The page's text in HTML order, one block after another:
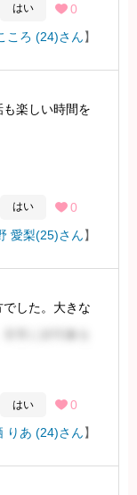
したが、マン
い、気だるい雰
はい  0
ころ (24)さん】
楽しい時間を
ムページの写
した際もギャッ
はい  0
愛梨(25)さん】
した。大きな
肌のキメも細
はい  0
りあ (24)さん】